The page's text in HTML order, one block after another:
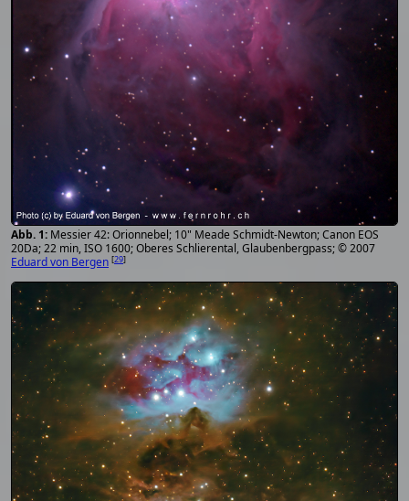
Messier 42: Orionnebel; 10" Meade Schmidt-Newton; Canon EOS
20Da; 22 min, ISO 1600; Oberes Schlierental, Glaubenbergpass; © 2007
Eduard von Bergen [29]